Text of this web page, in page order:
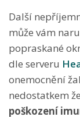
Další
může vám
popraskané
dle serveru
onemocnění
nedostatkem
poškození